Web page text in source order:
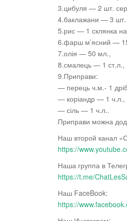
3.цибуля — 2 шт.
4.баклажани — 3 шт.
5.рис — 1 склянка
6.фарш м’ясний —
7.олія — 50 мл.,
8.смалець — 1 ст.л.,
9.Приправи:
— перець ч.м.- 1
— коріандр — 1 ч.л.,
— сіль — 1 ч.л..
Приправи можна
Наш второй канал
https://
Наша группа в
https://t.me/
Наш FaceBook:
https://